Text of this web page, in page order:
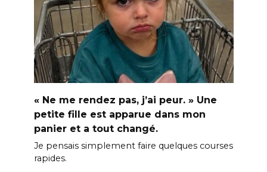
« Ne me rendez pas, j’ai peur. » Une
petite fille est apparue dans mon
panier et a tout changé.
Je pensais simplement faire quelques courses
rapides.